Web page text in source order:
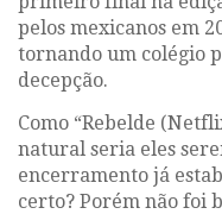
pelos mexicanos em
tornando um colégio
decepção.
Como “Rebelde
natural seria eles
encerramento já
certo? Porém não foi